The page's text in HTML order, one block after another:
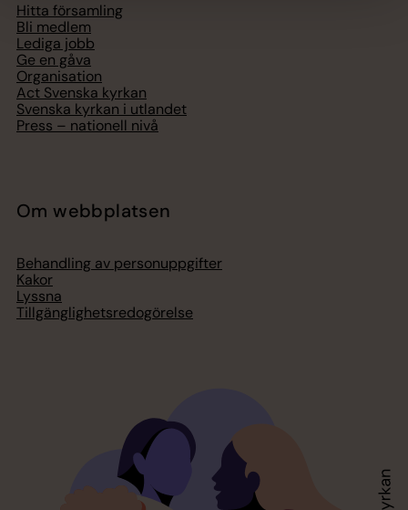
Hitta församling
Bli medlem
Lediga jobb
Ge en gåva
Organisation
Act Svenska kyrkan
Svenska kyrkan i utlandet
Press – nationell nivå
Om webbplatsen
Behandling av personuppgifter
Kakor
Lyssna
Tillgänglighetsredogörelse